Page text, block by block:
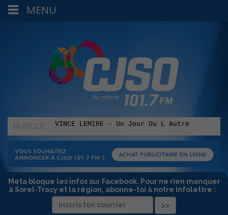
MUSIQUE
:
Meta bloque les infos sur Facebook. Pour ne rien manquer
à Sorel-Tracy et la région, abonne-toi à notre infolettre :
MENU